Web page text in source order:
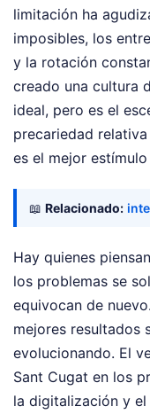
limitación ha
imposibles, los
y la rotación
creado una cultura
ideal, pero es el
precariedad
es el mejor
📖 Relacionado:
Hay quienes
los problemas se
equivocan de
mejores resultados
evolucionando. El
Sant Cugat en los
la digitalización y